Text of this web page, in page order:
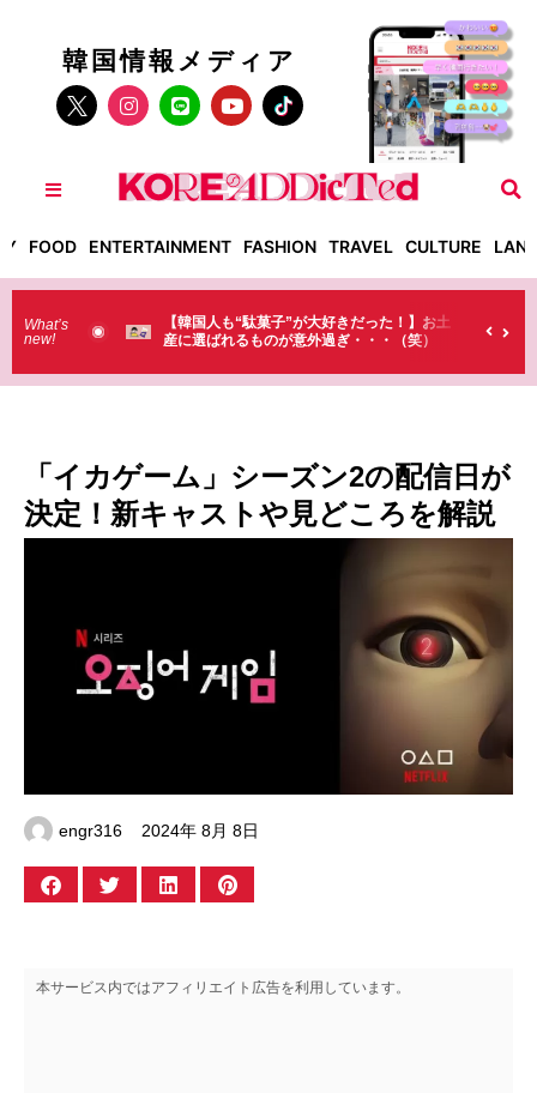
韓国情報メディア
FOOD ENTERTAINMENT FASHION TRAVEL CULTURE
What’s
new!
”が大好きだった！】お土
が意外過ぎ・・・（笑）
【そんなものまで買っていくの？】日本
ラストで韓国人が買うものがちょっと…
「イカゲーム」シーズン2の配信日が
決定！新キャストや見どころを解説
engr316 2024年 8月 8日
本サービス内ではアフィリエイト広告を利用しています。